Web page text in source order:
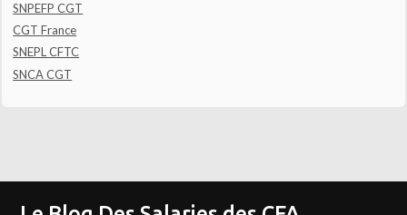
SNPEFP CGT
CGT France
SNEPL CFTC
SNCA CGT